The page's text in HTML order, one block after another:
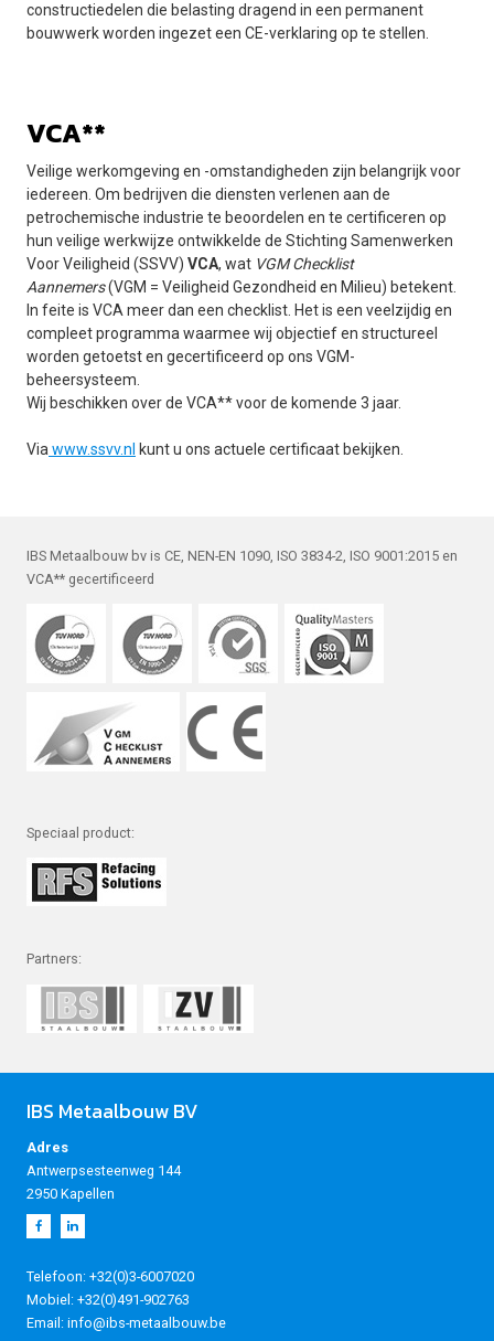
constructiedelen die belasting dragend in een permanent
bouwwerk worden ingezet een CE-verklaring op te stellen.
VCA**
Veilige werkomgeving en -omstandigheden zijn belangrijk voor
iedereen. Om bedrijven die diensten verlenen aan de
petrochemische industrie te beoordelen en te certificeren op
hun veilige werkwijze ontwikkelde de Stichting Samenwerken
Voor Veiligheid (SSVV) VCA, wat VGM Checklist
Aannemers(VGM = Veiligheid Gezondheid en Milieu) betekent.
In feite is VCA meer dan een checklist. Het is een veelzijdig en
compleet programma waarmee wij objectief en structureel
worden getoetst en gecertificeerd op ons VGM-
beheersysteem.
Wij beschikken over de VCA** voor de komende 3 jaar.
Via www.ssvv.nl kunt u ons actuele certificaat bekijken.
IBS Metaalbouw bv is CE, NEN-EN 1090, ISO 3834-2, ISO 9001:2015 en
VCA** gecertificeerd
Speciaal product:
Partners:
IBS Metaalbouw BV
Adres
Antwerpsesteenweg 144
2950 Kapellen
Telefoon: +32(0)3-6007020
Mobiel: +32(0)491-902763
Email: info@ibs-metaalbouw.be